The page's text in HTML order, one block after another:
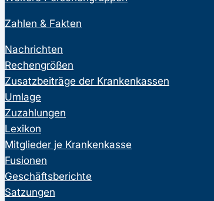
Zahlen & Fakten
Nachrichten
Rechengrößen
Zusatzbeiträge der Krankenkassen
Umlage
Zuzahlungen
Lexikon
Mitglieder je Krankenkasse
Fusionen
Geschäftsberichte
Satzungen